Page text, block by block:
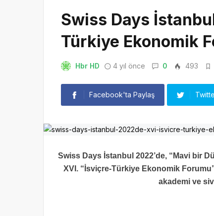
Swiss Days
Türkiye Ekonomik
Hbr HD 4 yıl önce 0 493
Facebook'ta Paylaş
Swiss Days İstanbul 2022’de, “Mavi bir
XVI. “İsviçre-Türkiye Ekonomik
akademi ve